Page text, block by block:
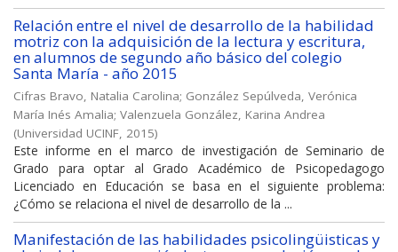
Relación entre el nivel de desarrollo de la habilidad
motriz con la adquisición de la lectura y escritura,
en alumnos de segundo año básico del colegio
Santa María - año 2015
Cifras Bravo, Natalia Carolina; González Sepúlveda, Verónica
María Inés Amalia; Valenzuela González, Karina Andrea
(Universidad UCINF, 2015)
Este informe en el marco de investigación de Seminario de
Grado para optar al Grado Académico de Psicopedagogo
Licenciado en Educación se basa en el siguiente problema:
¿Cómo se relaciona el nivel de desarrollo de la ...
Manifestación de las habilidades psicolingüisticas y